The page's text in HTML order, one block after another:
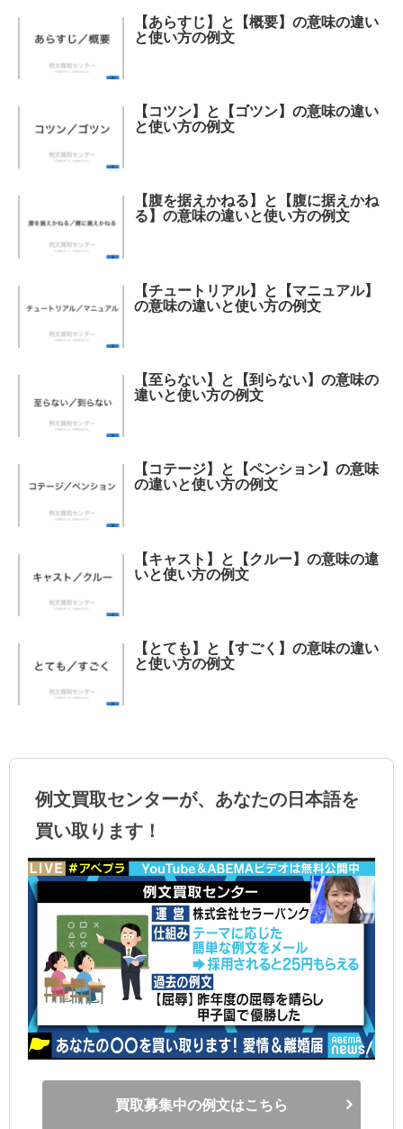
【あらすじ】と【概要】の意味の違い
と使い方の例文
【コツン】と【ゴツン】の意味の違い
と使い方の例文
【腹を据えかねる】と【腹に据えかね
る】の意味の違いと使い方の例文
【チュートリアル】と【マニュアル】
の意味の違いと使い方の例文
【至らない】と【到らない】の意味の
違いと使い方の例文
【コテージ】と【ペンション】の意味
の違いと使い方の例文
【キャスト】と【クルー】の意味の違
いと使い方の例文
【とても】と【すごく】の意味の違い
と使い方の例文
例文買取センターが、あなたの日本語を
買い取ります！
買取募集中の例文はこちら